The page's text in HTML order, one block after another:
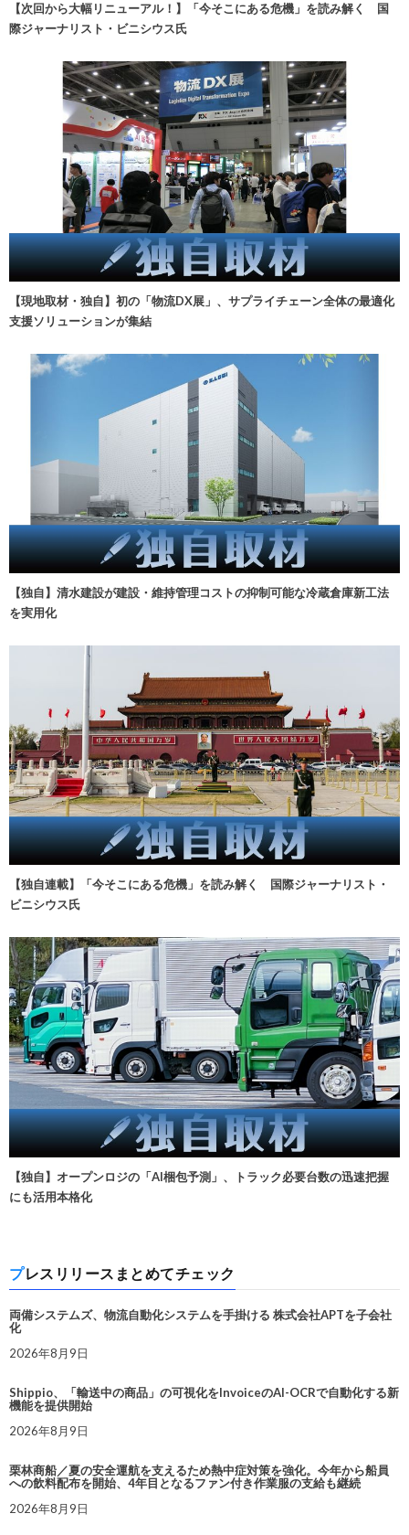
【次回から大幅リニューアル！】「今そこにある危機」を読み解く 国
際ジャーナリスト・ビニシウス氏
【現地取材・独自】初の「物流DX展」、サプライチェーン全体の最適化
支援ソリューションが集結
【独自】清水建設が建設・維持管理コストの抑制可能な冷蔵倉庫新工法
を実用化
【独自連載】「今そこにある危機」を読み解く 国際ジャーナリスト・
ビニシウス氏
【独自】オープンロジの「AI梱包予測」、トラック必要台数の迅速把握
にも活用本格化
プレスリリースまとめてチェック
両備システムズ、物流自動化システムを手掛ける 株式会社APTを子会社
化
2026年8月9日
Shippio、「輸送中の商品」の可視化をInvoiceのAI-OCRで自動化する新
機能を提供開始
2026年8月9日
栗林商船／夏の安全運航を支えるため熱中症対策を強化。今年から船員
への飲料配布を開始、4年目となるファン付き作業服の支給も継続
2026年8月9日